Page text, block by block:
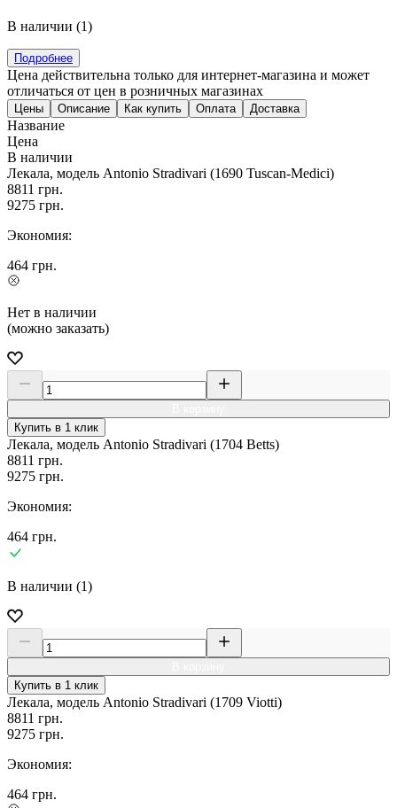
В наличии (1)
Подробнее
Цена действительна только для интернет-магазина и может
отличаться от цен в розничных магазинах
Цены Описание Как купить Оплата Доставка
Название
Цена
В наличии
Лекала, модель Antonio Stradivari (1690 Tuscan-Medici)
8811 грн.
9275 грн.
Экономия:
464 грн.
Нет в наличии
(можно заказать)
Купить в 1 клик
Лекала, модель Antonio Stradivari (1704 Betts)
8811 грн.
9275 грн.
Экономия:
464 грн.
В наличии (1)
Купить в 1 клик
Лекала, модель Antonio Stradivari (1709 Viotti)
8811 грн.
9275 грн.
Экономия:
464 грн.